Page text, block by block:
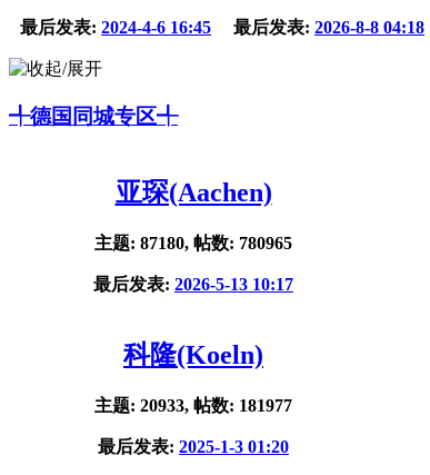
最后发表: 2024-4-6 16:45 最后发表: 2026-8-8 04:18
╃德国同城专区╃
亚琛(Aachen)
主题: 87180, 帖数: 780965
最后发表: 2026-5-13 10:17
科隆(Koeln)
主题: 20933, 帖数: 181977
最后发表: 2025-1-3 01:20